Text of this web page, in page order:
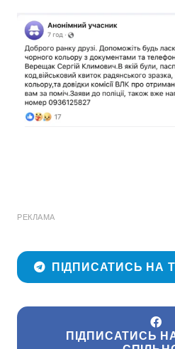
РЕКЛАМА
ПІДПИСАТИСЬ НА
ПІДПИСАТИСЬ НА